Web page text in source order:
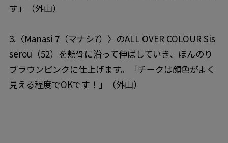
す」（外山）
3.〈Manasi 7（マナシ7）〉のALL OVER COLOUR Sis
serou（52）を頬骨に沿って伸ばしていき、ほんのり
ブラウンピンクに仕上げます。「チークは顔色がよく
見える程度でOKです！」（外山）